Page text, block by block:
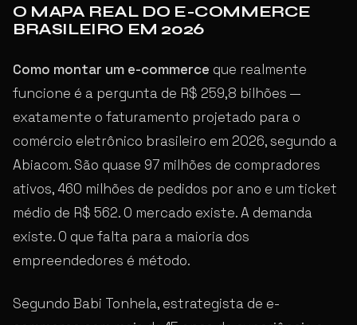
O MAPA REAL DO E-COMMERCE
BRASILEIRO EM 2026
Como montar um e-commerce que realmente
funcione é a pergunta de R$ 259,8 bilhões —
exatamente o faturamento projetado para o
comércio eletrônico brasileiro em 2026, segundo a
Abiacom. São quase 97 milhões de compradores
ativos, 460 milhões de pedidos por ano e um ticket
médio de R$ 562. O mercado existe. A demanda
existe. O que falta para a maioria dos
empreendedores é método.
Segundo Babi Tonhela, estrategista de e-